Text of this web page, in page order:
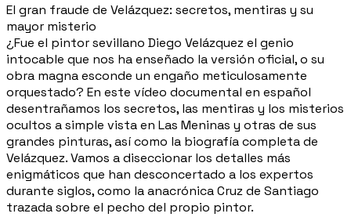
El gran fraude de Velázquez: secretos, mentiras y su
mayor misterio
¿Fue el pintor sevillano Diego Velázquez el genio
intocable que nos ha enseñado la versión oficial, o su
obra magna esconde un engaño meticulosamente
orquestado? En este vídeo documental en español
desentrañamos los secretos, las mentiras y los misterios
ocultos a simple vista en Las Meninas y otras de sus
grandes pinturas, así como la biografía completa de
Velázquez. Vamos a diseccionar los detalles más
enigmáticos que han desconcertado a los expertos
durante siglos, como la anacrónica Cruz de Santiago
trazada sobre el pecho del propio pintor.